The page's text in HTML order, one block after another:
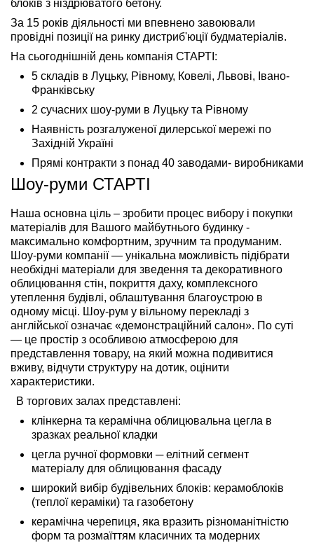
блоків з ніздрюватого бетону.
За 15 років діяльності ми впевнено завоювали
провідні позиції на ринку дистриб'юції будматеріалів.
На сьогоднішній день компанія СТАРТІ:
5 складів в Луцьку, Рівному, Ковелі, Львові, Івано-
Франківську
2 сучасних шоу-руми в Луцьку та Рівному
Наявність розгалуженої дилерської мережі по
Західній Україні
Прямі контракти з понад 40 заводами- виробниками
Шоу-руми СТАРТІ
Наша основна ціль – зробити процес вибору і покупки
матеріалів для Вашого майбутнього будинку -
максимально комфортним, зручним та продуманим.
Шоу-руми компанії — унікальна можливість підібрати
необхідні матеріали для зведення та декоративного
облицювання стін, покриття даху, комплексного
утеплення будівлі, облаштування благоустрою в
одному місці. Шоу-рум у вільному перекладі з
англійської означає «демонстраційний салон». По суті
— це простір з особливою атмосферою для
представлення товару, на який можна подивитися
вживу, відчути структуру на дотик, оцінити
характеристики.
В торгових залах представлені:
клінкерна та керамічна облицювальна цегла в
зразках реальної кладки
цегла ручної формовки ─ елітний сегмент
матеріалу для облицювання фасаду
широкий вибір будівельних блоків: керамоблоків
(теплої кераміки) та газобетону
керамічна черепиця, яка вразить різноманітністю
форм та розмаїттям класичних та модерних